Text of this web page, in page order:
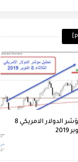
تحليل وتوقعات مؤشر الدولار الامريكي 8
2019